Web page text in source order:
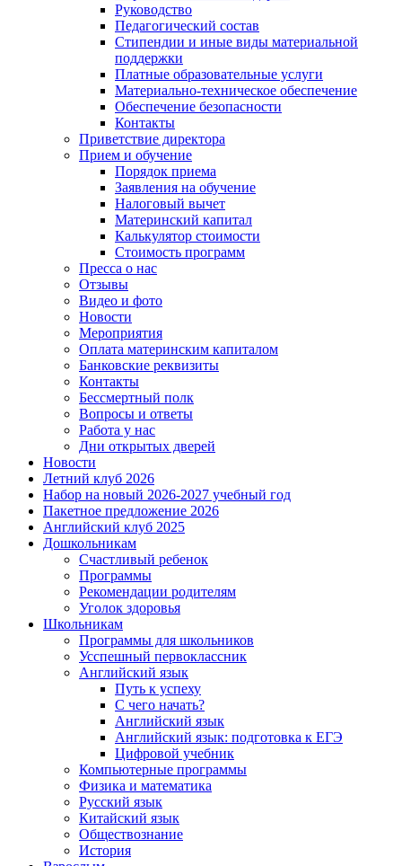
Руководство
Педагогический состав
Стипендии и иные виды материальной
поддержки
Платные образовательные услуги
Материально-техническое обеспечение
Обеспечение безопасности
Контакты
Приветствие директора
Прием и обучение
Порядок приема
Заявления на обучение
Налоговый вычет
Материнский капитал
Калькулятор стоимости
Стоимость программ
Пресса о нас
Отзывы
Видео и фото
Новости
Мероприятия
Оплата материнским капиталом
Банковские реквизиты
Контакты
Бессмертный полк
Вопросы и ответы
Работа у нас
Дни открытых дверей
Новости
Летний клуб 2026
Набор на новый 2026-2027 учебный год
Пакетное предложение 2026
Английский клуб 2025
Дошкольникам
Счастливый ребенок
Программы
Рекомендации родителям
Уголок здоровья
Школьникам
Программы для школьников
Усспешный первоклассник
Английский язык
Путь к успеху
С чего начать?
Английский язык
Английский язык: подготовка к ЕГЭ
Цифровой учебник
Компьютерные программы
Физика и математика
Русский язык
Китайский язык
Обществознание
История